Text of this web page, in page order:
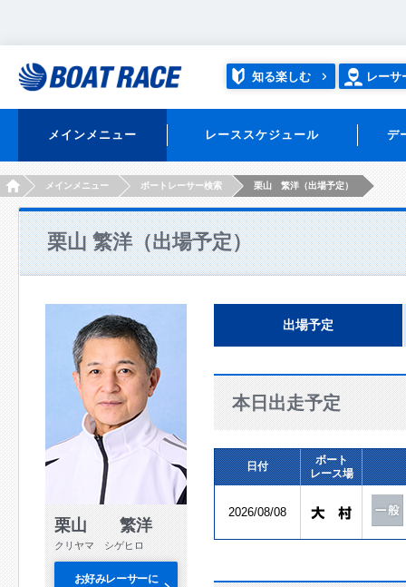
知る楽しむ レーサ
メインメニュー レーススケジュール デ
HOMEメインメニュー ボートレーサー検索 栗山 繁洋（出場予定）
栗山 繁洋（出場予定）
栗山 繁洋
クリヤマ シゲヒロ
お好みレーサーに
出場予定
本日出走予定
日付
ボート
レース場
2026/08/08